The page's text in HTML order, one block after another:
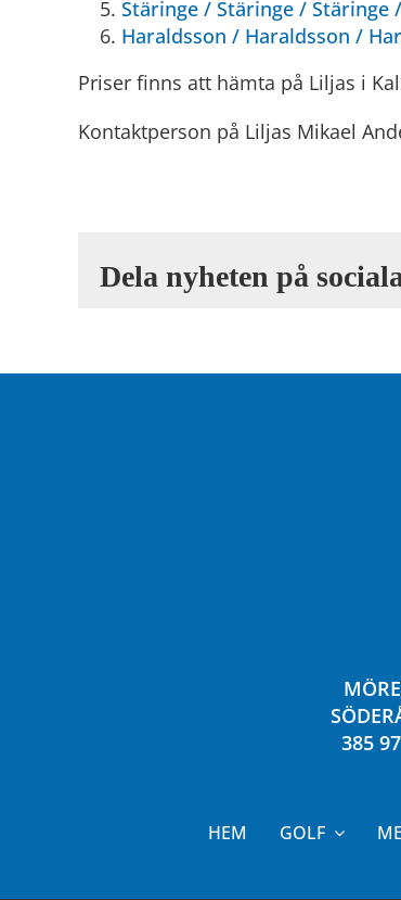
Stäringe / Stäringe /
Haraldsson / Haraldsson /
Priser finns att hämta på Liljas i
Kontaktperson på Liljas Mikael
Dela nyheten på
385
HEM GOLF